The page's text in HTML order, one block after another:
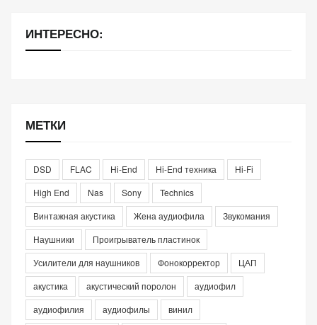
ИНТЕРЕСНО:
МЕТКИ
DSD FLAC Hi-End Hi-End техника
Hi-Fi
High End
Nas Sony
Technics
Винтажная акустика
Жена аудиофила
Звукомания
Наушники
Проигрыватель пластинок
Усилители для наушников
Фонокорректор
ЦАП
акустика
акустический поролон
аудиофил
аудиофилия
аудиофилы
винил